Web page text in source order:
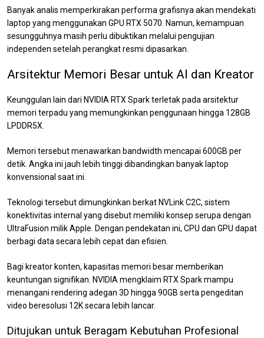
Banyak analis memperkirakan performa grafisnya akan mendekati
laptop yang menggunakan GPU RTX 5070. Namun, kemampuan
sesungguhnya masih perlu dibuktikan melalui pengujian
independen setelah perangkat resmi dipasarkan.
Arsitektur Memori Besar untuk AI dan Kreator
Keunggulan lain dari NVIDIA RTX Spark terletak pada arsitektur
memori terpadu yang memungkinkan penggunaan hingga 128GB
LPDDR5X.
Memori tersebut menawarkan bandwidth mencapai 600GB per
detik. Angka ini jauh lebih tinggi dibandingkan banyak laptop
konvensional saat ini.
Teknologi tersebut dimungkinkan berkat NVLink C2C, sistem
konektivitas internal yang disebut memiliki konsep serupa dengan
UltraFusion milik Apple. Dengan pendekatan ini, CPU dan GPU dapat
berbagi data secara lebih cepat dan efisien.
Bagi kreator konten, kapasitas memori besar memberikan
keuntungan signifikan. NVIDIA mengklaim RTX Spark mampu
menangani rendering adegan 3D hingga 90GB serta pengeditan
video beresolusi 12K secara lebih lancar.
Ditujukan untuk Beragam Kebutuhan Profesional